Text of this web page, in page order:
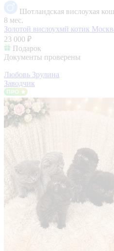
Шотландская вислоухая
8 мес.
Золотой вислоухмй котик
23 000 ₽
Подарок
Документы проверены
Любовь Зрулина
Заводчик